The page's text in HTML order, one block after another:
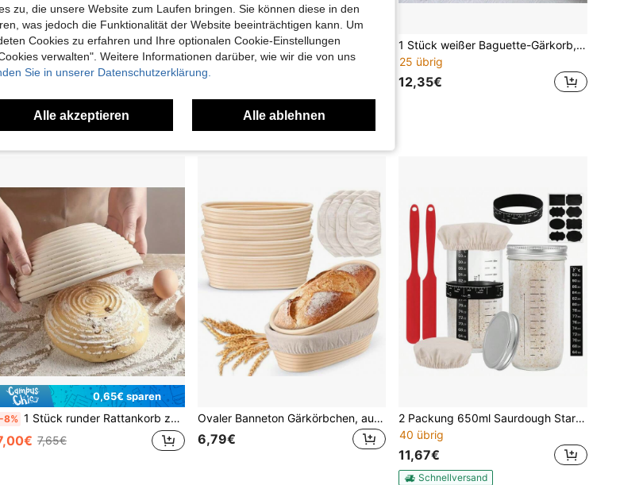
1 Stück ovaler Brotgärkorbfutter. Weidenkorb Brotgärkorbfutter, zum Trocknen und Aufbewahren.
0,14€ sparen
14 übrig
33,20€
1andere Händler
1 Stück weißer Baguette-Gärkorb, Sauerteig-Brotteig-Gärwerkzeug, Backzubehör. Handgefertigter natürlicher Weiden-Brotgärkorb mit Stoffbeutel, langanhaltend, antihaftend, leicht zu reinigen.
25 übrig
12,35€
0,65€ sparen
-8% 1 Stück runder Rattankorb zum Brotgehen mit Einlage, Sauerteigbrot-Backkorb, handgefertigter Brotgärkorb, aus natürlichem Rattanmaterial, geeignet für Sauerteig- und Hefebacken, handwerkliches Backwerkzeug
7,65€
Ovaler Banneton Gärkörbchen, aus natürlichem Rattanmaterial, mit Leinenfutter, in verschiedenen Größen erhältlich, handgewebtes Brotformkorb, geeignet zum Backen von hausgemachtem Brot
6,79€
2 Packung 650ml Saurdough Starter Glas Jar Kit mit Proofing Korb, Fütterungsband, Datumsmarker, Thermometer, Teig Kraber, Stoff Abdeckung & Metalldeckel, Heim Brot Backen Set
40 übrig
11,67€
Schnellversand
zu, die unsere Website zum Laufen bringen. Sie können diese in den
was jedoch die Funktionalität der Website beeinträchtigen kann. Um
Cookies zu erfahren und Ihre optionalen Cookie-Einstellungen
verwalten". Weitere Informationen darüber, wie wir die von uns
Sie in unserer Datenschutzerklärung.
Alle akzeptieren Alle ablehnen